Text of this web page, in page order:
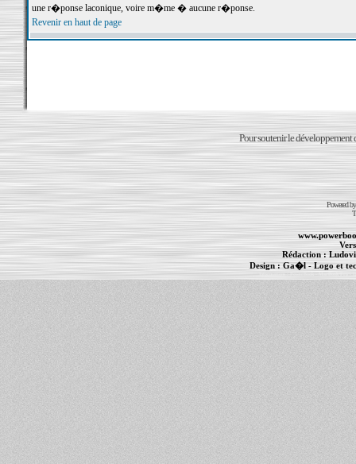
une r�ponse laconique, voire m�me � aucune r�ponse.
Revenir en haut de page
Pour soutenir le développement
Powered
Rédaction :
Design :Ga�l- Logo et
Informations :